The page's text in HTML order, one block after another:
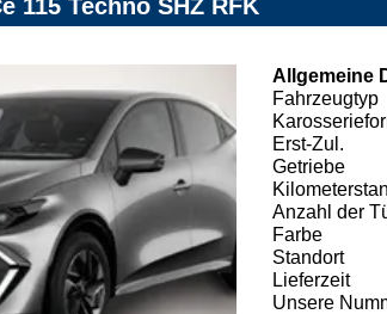
115 Techno SHZ RFK
Allgemeine
Fahrzeugtyp
Erst-Zul.
Getriebe
Anzahl der
Farbe
Standort
Lieferzeit
Unsere